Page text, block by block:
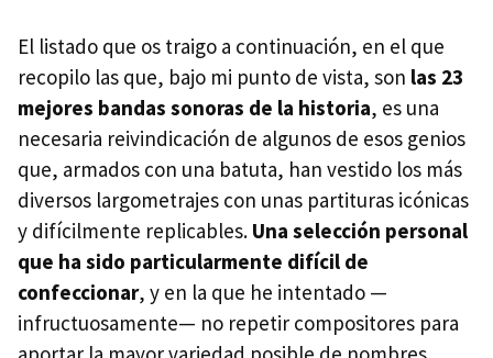
El listado que os traigo a continuación, en el que
recopilo las que, bajo mi punto de vista, son las 23
mejores bandas sonoras de la historia, es una
necesaria reivindicación de algunos de esos genios
que, armados con una batuta, han vestido los más
diversos largometrajes con unas partituras icónicas
y difícilmente replicables. Una selección personal
que ha sido particularmente difícil de
confeccionar, y en la que he intentado —
infructuosamente— no repetir compositores para